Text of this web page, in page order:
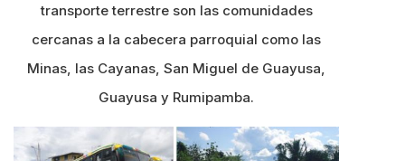
transporte terrestre son las comunidades
cercanas a la cabecera parroquial como las
Minas, las Cayanas, San Miguel de Guayusa,
Guayusa y Rumipamba.